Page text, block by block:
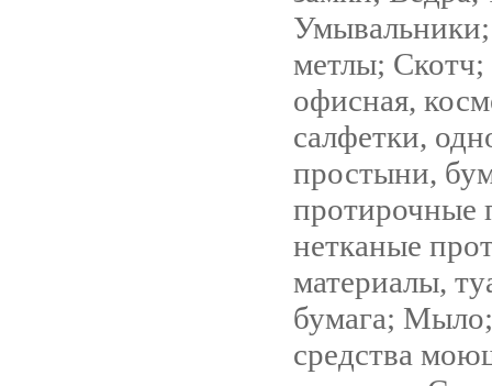
метлы; Скотч;
офисная,
салфетки,
простыни,
протирочные
нетканые
материалы,
бумага;
средства